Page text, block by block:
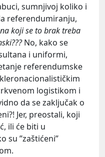
sumnjivoj koliko i
referendumiranju,
na koji se to brak treba
No, kako se
i uniformi,
referendumske
logistikom i
da se zaključak o
Jer, preostali, koji
ili će biti u
su ”zaštićeni”